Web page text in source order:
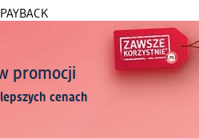
promocji
cenach